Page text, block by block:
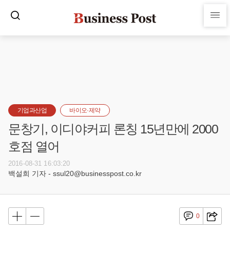
기업과산업 바이오·제약
문창기, 이디야커피 론칭 15년만에 2000
호점 열어
2016-08-31 16:03:20
백설희 기자 - ssul20@businesspost.co.kr
0